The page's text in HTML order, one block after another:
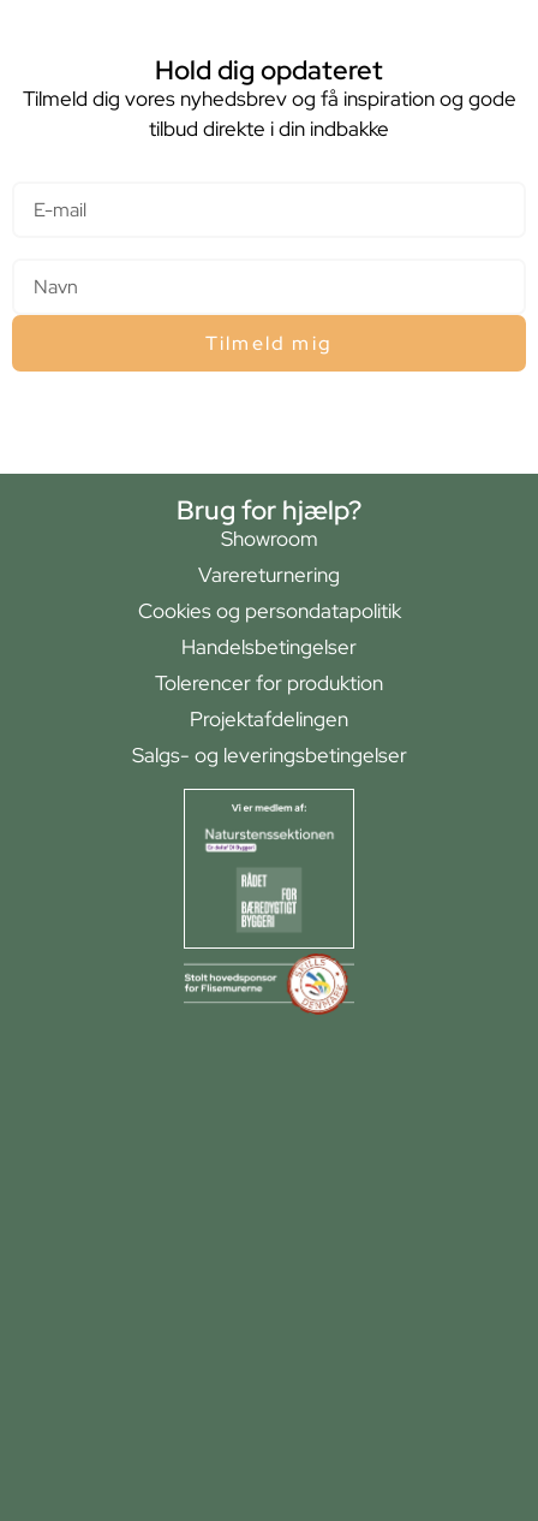
Hold dig opdateret
Tilmeld dig vores nyhedsbrev og få inspiration og gode
tilbud direkte i din indbakke
Tilmeld mig
Brug for hjælp?
Showroom
Varereturnering
Cookies og persondatapolitik
Handelsbetingelser
Tolerencer for produktion
Projektafdelingen
Salgs- og leveringsbetingelser